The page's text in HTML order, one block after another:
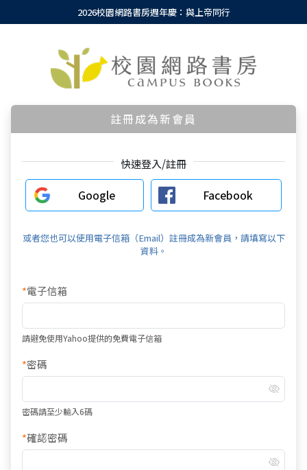
2026校園網路書房週年慶：與上帝同行
註冊成為新會員
快速登入/註冊
Google Facebook
或者您也可以使用電子信箱（Email）註冊成為新會員，請填寫以下
資料。
*電子信箱
請避免使用Yahoo提供的免費電子信箱
*密碼
密碼請至少輸入6碼
*確認密碼